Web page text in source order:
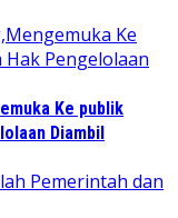
Ke publik
Diambil